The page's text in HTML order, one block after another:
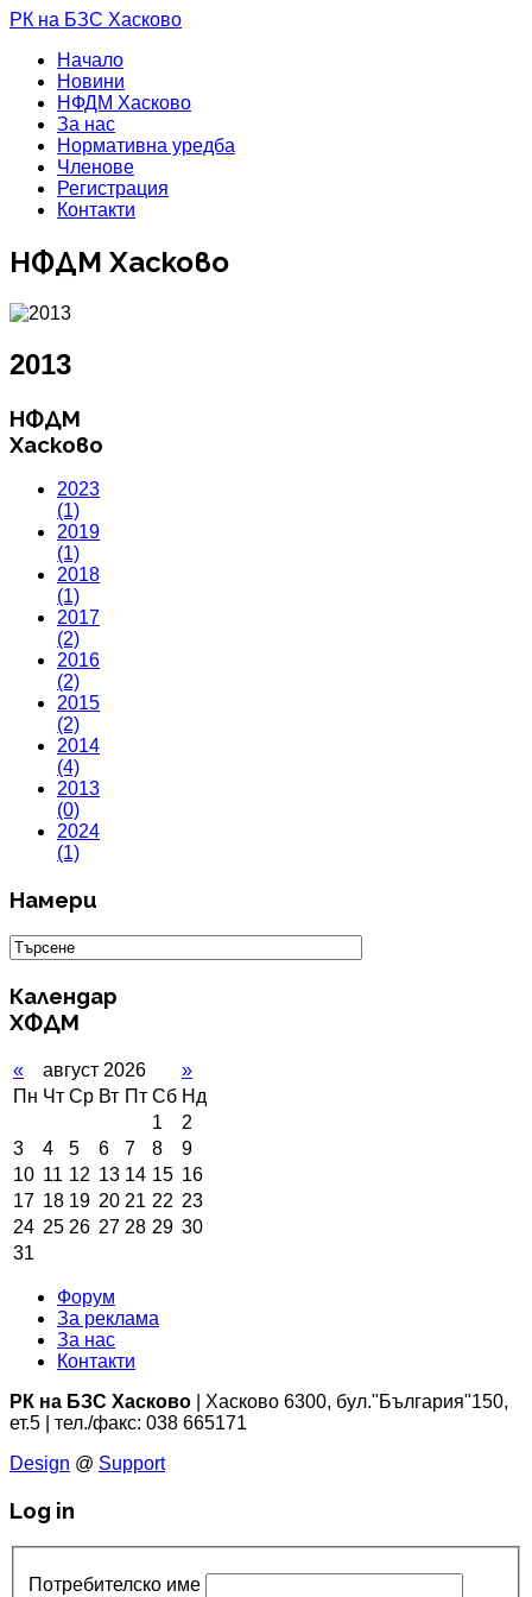
РК на БЗС Хасково
Начало
Новини
НФДМ Хасково
За нас
Нормативна уредба
Членове
Регистрация
Контакти
НФДМ Хасково
2013
НФДМ
Хасково
2023
(1)
2019
(1)
2018
(1)
2017
(2)
2016
(2)
2015
(2)
2014
(4)
2013
(0)
2024
(1)
Намери
Календар
ХФДМ
« август 2026
»
Пн Чт Ср Вт Пт Сб Нд
1
2
3
4 5 6 7 8
9
10 11 12 13 14 15 16
17 18 19 20 21 22 23
24 25 26 27 28 29 30
31
Форум
За реклама
За нас
Контакти
РК на БЗС Хасково | Хасково 6300, бул."България"150,
ет.5 | тел./факс: 038 665171
Design @ Support
Log in
Потребителско име